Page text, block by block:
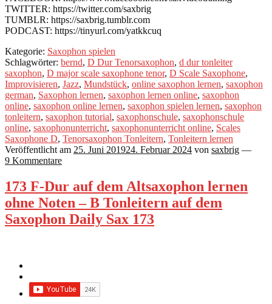
TWITTER: https://twitter.com/saxbrig
TUMBLR: https://saxbrig.tumblr.com
PODCAST: https://tinyurl.com/yatkkcuq
Kategorie: Saxophon spielen
Schlagwörter: bernd, D Dur Tenorsaxophon, d dur tonleiter
saxophon, D major scale saxophone tenor, D Scale Saxophone,
Improvisieren, Jazz, Mundstück, online saxophon lernen, saxophon
german, Saxophon lernen, saxophon lernen online, saxophon
online, saxophon online lernen, saxophon spielen lernen, saxophon
tonleitern, saxophon tutorial, saxophonschule, saxophonschule
online, saxophonunterricht, saxophonunterricht online, Scales
Saxophone D, Tenorsaxophon Tonleitern, Tonleitern lernen
Veröffentlicht am 25. Juni 201924. Februar 2024 von saxbrig —
9 Kommentare
173 F-Dur auf dem Altsaxophon lernen
ohne Noten – B Tonleitern auf dem
Saxophon Daily Sax 173